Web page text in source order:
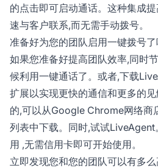
的点击即可启动通话。这种集成
速与客户联系,而无需手动拨号。
准备好为您的团队启用一键拨号了
如果您准备好提高团队效率,同时
候利用一键通话了。或者,下载
扩展以实现更快的通信和更多的
的,可以从Google Chrome网络
列表中下载。同时,试试LiveAgent
用 ,无需信用卡即可开始使用。
立即发现您和您的团队可以有多么